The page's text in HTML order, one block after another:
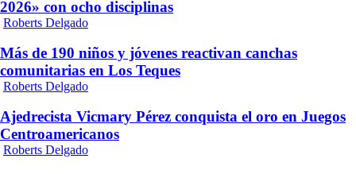
2026» con ocho disciplinas
Roberts Delgado
Más de 190 niños y jóvenes reactivan canchas
comunitarias en Los Teques
Roberts Delgado
Ajedrecista Vicmary Pérez conquista el oro en Juegos
Centroamericanos
Roberts Delgado